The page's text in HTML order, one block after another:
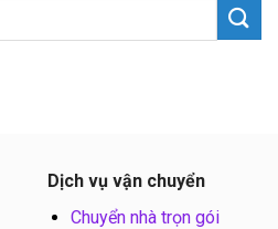
Dịch vụ vận chuyển
Chuyển nhà trọn gói